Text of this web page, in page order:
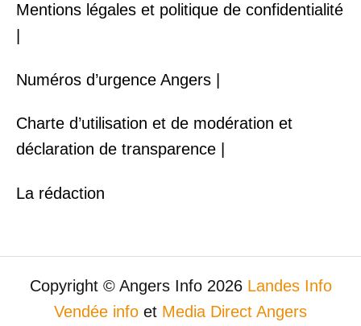
Mentions légales et politique de confidentialité
Numéros d’urgence Angers |
Charte d’utilisation et de modération et
déclaration de transparence |
La rédaction
Copyright © Angers Info 2026 Landes Info
Vendée info et Media Direct Angers